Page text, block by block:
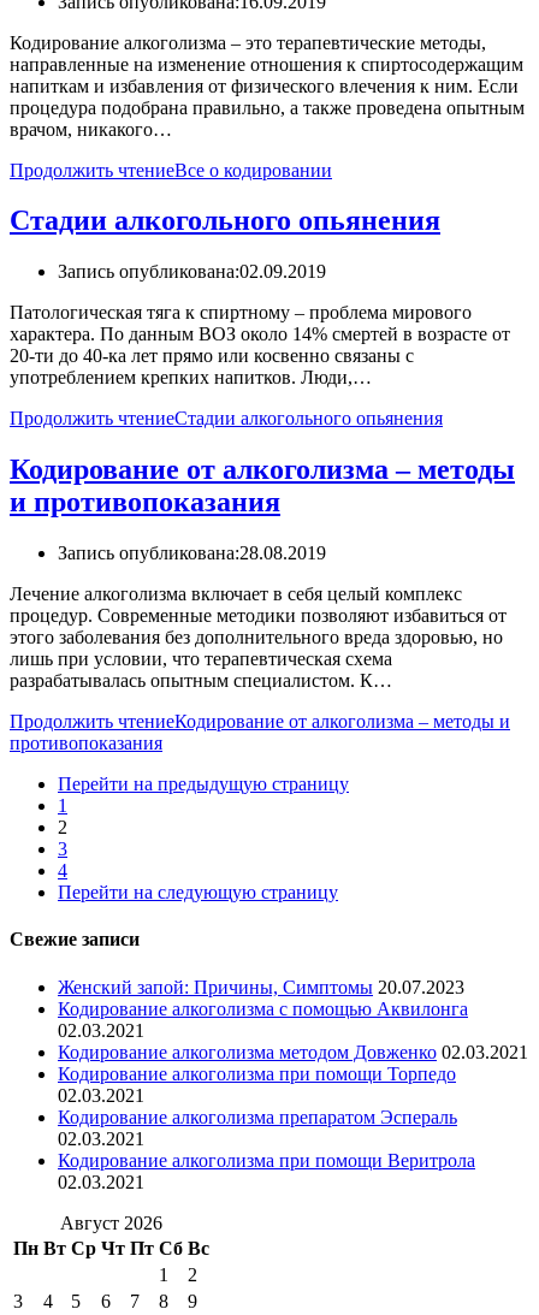
Кодирование алкоголизма – это терапевтические методы,
направленные на изменение отношения к спиртосодержащим
напиткам и избавления от физического влечения к ним. Если
процедура подобрана правильно, а также проведена опытным
врачом, никакого…
Продолжить чтениеВсе о кодировании
Стадии алкогольного опьянения
Запись опубликована:02.09.2019
Патологическая тяга к спиртному – проблема мирового
характера. По данным ВОЗ около 14% смертей в возрасте от
20-ти до 40-ка лет прямо или косвенно связаны с
употреблением крепких напитков. Люди,…
Продолжить чтениеСтадии алкогольного опьянения
Кодирование от алкоголизма – методы
и противопоказания
Запись опубликована:28.08.2019
Лечение алкоголизма включает в себя целый комплекс
процедур. Современные методики позволяют избавиться от
этого заболевания без дополнительного вреда здоровью, но
лишь при условии, что терапевтическая схема
разрабатывалась опытным специалистом. К…
Продолжить чтениеКодирование от алкоголизма – методы и
противопоказания
Перейти на предыдущую страницу
1
2
3
4
Перейти на следующую страницу
Свежие записи
Женский запой: Причины, Симптомы 20.07.2023
Кодирование алкоголизма с помощью Аквилонга
02.03.2021
Кодирование алкоголизма методом Довженко 02.03.2021
Кодирование алкоголизма при помощи Торпедо
02.03.2021
Кодирование алкоголизма препаратом Эспераль
02.03.2021
Кодирование алкоголизма при помощи Веритрола
02.03.2021
Август 2026
Пн Вт Ср Чт Пт Сб Вс
1
2
3
4 5 6 7 8
9